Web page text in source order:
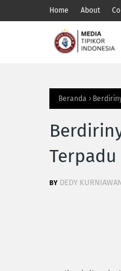
Home About
Beranda
DEDY